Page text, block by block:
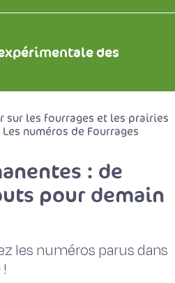
des
sur les fourrages et les prairies
Les numéros de Fourrages
: de
pour demain
les numéros parus dans